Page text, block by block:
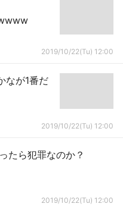
2019/10/22(Tu) 12:00
なが1番だ
2019/10/22(Tu) 12:00
たら犯罪なのか？
2019/10/22(Tu) 12:00